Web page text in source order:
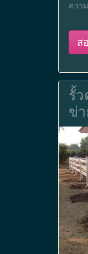
ควา
ส
รั้
ข่